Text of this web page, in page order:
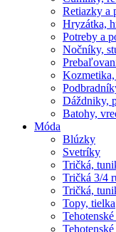
Retiazky a
Hryzátka,
Potreby a
Nočníky,
Dáždniky,
Batohy,
Móda
Blúzky
Svetríky
Tričká,
Tričká 3/4
Tričká,
Topy, tielka